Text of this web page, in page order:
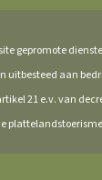
gepromote
uitbesteed aan
21 e.v. van